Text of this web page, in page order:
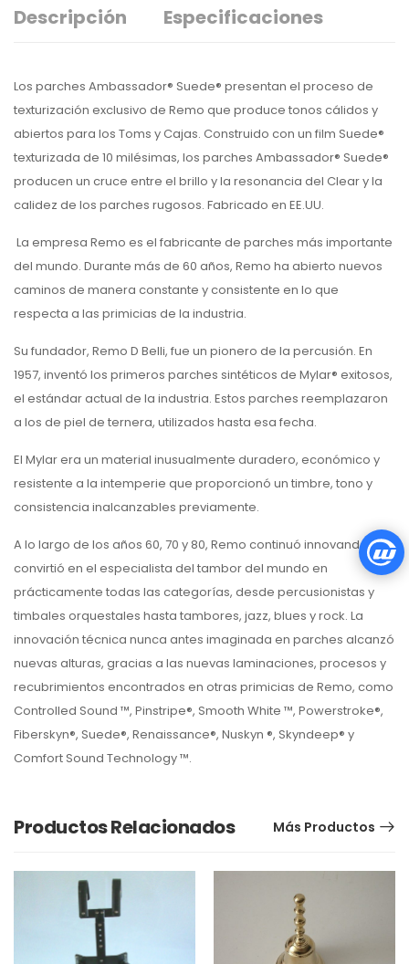
Descripción Especificaciones
Los parches Ambassador® Suede® presentan el proceso de
texturización exclusivo de Remo que produce tonos cálidos y
abiertos para los Toms y Cajas. Construido con un film Suede®
texturizada de 10 milésimas, los parches Ambassador® Suede®
producen un cruce entre el brillo y la resonancia del Clear y la
calidez de los parches rugosos. Fabricado en EE.UU.
La empresa Remo es el fabricante de parches más importante
del mundo. Durante más de 60 años, Remo ha abierto nuevos
caminos de manera constante y consistente en lo que
respecta a las primicias de la industria.
Su fundador, Remo D Belli, fue un pionero de la percusión. En
1957, inventó los primeros parches sintéticos de Mylar® exitosos,
el estándar actual de la industria. Estos parches reemplazaron
a los de piel de ternera, utilizados hasta esa fecha.
El Mylar era un material inusualmente duradero, económico y
resistente a la intemperie que proporcionó un timbre, tono y
consistencia inalcanzables previamente.
A lo largo de los años 60, 70 y 80, Remo continuó innovando y se
convirtió en el especialista del tambor del mundo en
prácticamente todas las categorías, desde percusionistas y
timbales orquestales hasta tambores, jazz, blues y rock. La
innovación técnica nunca antes imaginada en parches alcanzó
nuevas alturas, gracias a las nuevas laminaciones, procesos y
recubrimientos encontrados en otras primicias de Remo, como
Controlled Sound ™, Pinstripe®, Smooth White ™, Powerstroke®,
Fiberskyn®, Suede®, Renaissance®, Nuskyn ®, Skyndeep® y
Comfort Sound Technology ™.
Productos Relacionados Más Productos